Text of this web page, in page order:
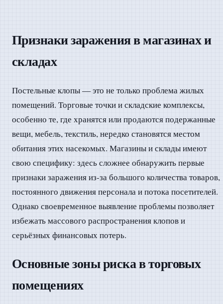
Признаки заражения в магазинах и
складах
Постельные клопы — это не только проблема жилых
помещений. Торговые точки и складские комплексы,
особенно те, где хранятся или продаются подержанные
вещи, мебель, текстиль, нередко становятся местом
обитания этих насекомых. Магазины и склады имеют
свою специфику: здесь сложнее обнаружить первые
признаки заражения из-за большого количества товаров,
постоянного движения персонала и потока посетителей.
Однако своевременное выявление проблемы позволяет
избежать массового распространения клопов и
серьёзных финансовых потерь.
Основные зоны риска в торговых
помещениях